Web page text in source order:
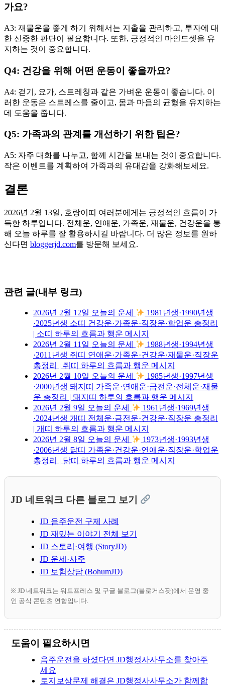
가요?
A3: 재물운을 좋게 하기 위해서는 지출을 관리하고, 투자에 대
한 신중한 판단이 필요합니다. 또한, 긍정적인 마인드셋을 유
지하는 것이 중요합니다.
Q4: 건강을 위해 어떤 운동이 좋을까요?
A4: 걷기, 요가, 스트레칭과 같은 가벼운 운동이 좋습니다. 이
러한 운동은 스트레스를 줄이고, 몸과 마음의 균형을 유지하는
데 도움을 줍니다.
Q5: 가족과의 관계를 개선하기 위한 팁은?
A5: 자주 대화를 나누고, 함께 시간을 보내는 것이 중요합니다.
작은 이벤트를 계획하여 가족과의 유대감을 강화해보세요.
결론
2026년 2월 13일, 호랑이띠 여러분에게는 긍정적인 흐름이 가
득한 하루입니다. 전체운, 연애운, 가족운, 재물운, 건강운을 통
해 오늘 하루를 잘 활용하시길 바랍니다. 더 많은 정보를 원하
신다면 bloggerjd.com를 방문해 보세요.
관련 글(내부 링크)
2026년 2월 12일 오늘의 운세
1981년생·1990년생
·2025년생 소띠 건강운·가족운·직장운·학업운 총정리
| 소띠 하루의 흐름과 행운 메시지
2026년 2월 11일 오늘의 운세
1988년생·1994년생
·2011년생 쥐띠 연애운·가족운·건강운·재물운·직장운
총정리 | 쥐띠 하루의 흐름과 행운 메시지
2026년 2월 10일 오늘의 운세
1985년생·1997년생
·2000년생 돼지띠 가족운·연애운·금전운·전체운·재물
운 총정리 | 돼지띠 하루의 흐름과 행운 메시지
2026년 2월 9일 오늘의 운세
1961년생·1969년생
·2024년생 개띠 전체운·금전운·건강운·직장운 총정리
| 개띠 하루의 흐름과 행운 메시지
2026년 2월 8일 오늘의 운세
1973년생·1993년생
·2006년생 닭띠 가족운·건강운·연애운·직장운·학업운
총정리 | 닭띠 하루의 흐름과 행운 메시지
JD 네트워크 다른 블로그 보기
JD 음주운전 구제 사례
JD 재밌는 이야기 전체 보기
JD 스토리·여행 (StoryJD)
JD 운세·사주
JD 보험상담 (BohumJD)
※ JD 네트워크는 워드프레스 및 구글 블로그(블로거스팟)에서 운영 중
인 공식 콘텐츠 연합입니다.
도움이 필요하시면
음주운전을 하셨다면 JD행정사사무소를 찾아주
세요
토지보상문제 해결은 JD행정사사무소가 함께합